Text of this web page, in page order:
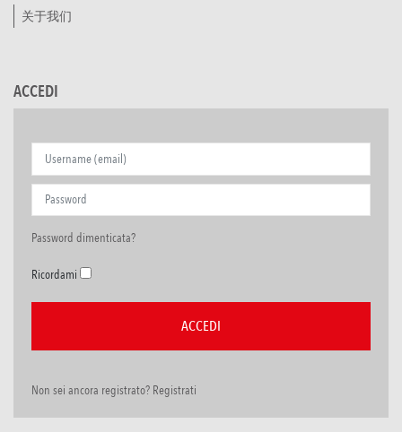
关于我们
ACCEDI
Password dimenticata?
Ricordami
Non sei ancora registrato? Registrati